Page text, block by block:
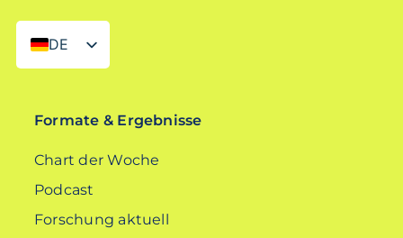
DE
EN
Formate & Ergebnisse
Chart der Woche
Podcast
Forschung aktuell